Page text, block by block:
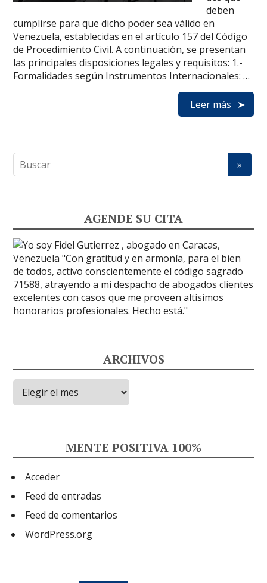
deben
cumplirse para que dicho poder sea válido en
Venezuela, establecidas en el artículo 157 del Código
de Procedimiento Civil. A continuación, se presentan
las principales disposiciones legales y requisitos: 1.-
Formalidades según Instrumentos Internacionales: …
Leer más
AGENDE SU CITA
ARCHIVOS
Archivos
MENTE POSITIVA 100%
Acceder
Feed de entradas
Feed de comentarios
WordPress.org